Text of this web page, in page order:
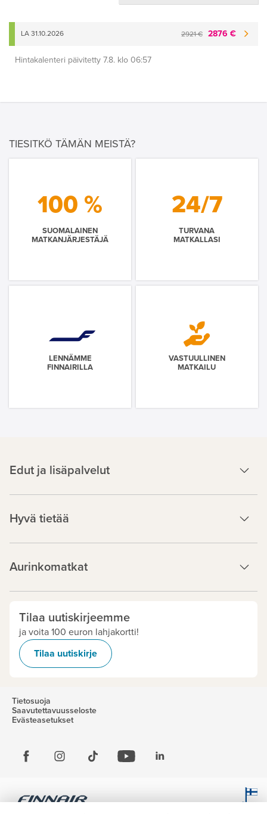
2921 € 2876 €
LA 31.10.2026
Hintakalenteri päivitetty 7.8. klo 06:57
TIESITKÖ TÄMÄN MEISTÄ?
100 %
SUOMALAINEN
MATKANJÄRJESTÄJÄ
24/7
TURVANA
MATKALLASI
LENNÄMME
FINNAIRILLA
VASTUULLINEN
MATKAILU
Edut ja lisäpalvelut
Hyvä tietää
Aurinkomatkat
Tilaa uutiskirjeemme
ja voita 100 euron lahjakortti!
Tilaa uutiskirje
Tietosuoja
Saavutettavuusseloste
Evästeasetukset